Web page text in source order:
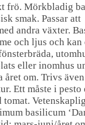
frö. Mörkbladig
smak. Passar att
andra växter.
och ljus och kan
eller inomhus
året om. Trivs
Ett måste i pesto
tomat.
basilicum